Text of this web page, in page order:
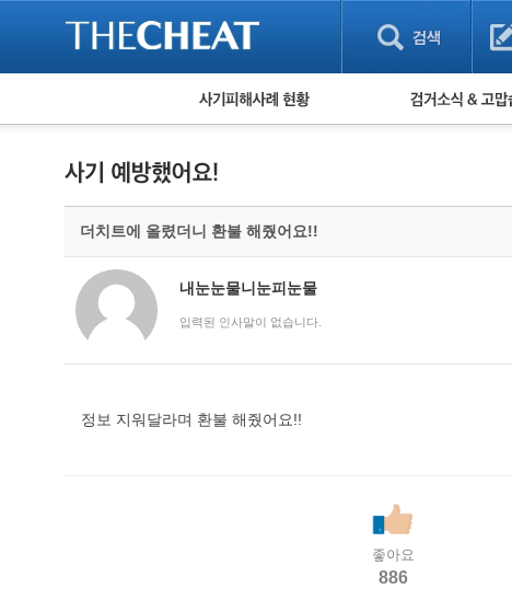
피해사례 현황
게임 · 비실물 피해사례
보이스피싱 피해사례
유해사이트 목록
비공개 피해사례
검거 소식
더치트에 올렸더니 환불 해줬어요!!
내눈눈물니눈피눈물
입력된 인사말이 없습니다.
정보 지워달라며 환불 해줬어요!!
좋아요
886